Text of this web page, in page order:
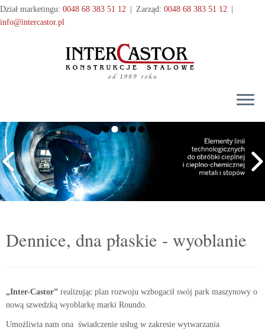
Przejdź
do
Dział marketingu: 0048 68 383 51 12 Zarząd: 0048 68 383 51 12
info@intercastor.pl
Dennice, dna płaskie - wyoblanie
„Inter-Castor” realizując plan rozwoju wzbogacił swój park maszynowy o
nową szwedzką wyoblarkę marki Roundo.
Umożliwia nam ona świadczenie usług w zakresie wytwarzania